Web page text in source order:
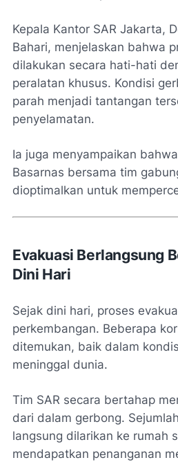
Kepala Kantor SAR Jakarta,
Bahari, menjelaskan bahwa
dilakukan secara hati-hati
peralatan khusus. Kondisi
parah menjadi tantangan
penyelamatan.
Ia juga menyampaikan
Basarnas bersama tim
dioptimalkan untuk
Evakuasi Berlangsung
Dini Hari
Sejak dini hari, proses
perkembangan. Beberapa
ditemukan, baik dalam
meninggal dunia.
Tim SAR secara bertahap
dari dalam gerbong.
langsung dilarikan ke rumah
mendapatkan penanganan